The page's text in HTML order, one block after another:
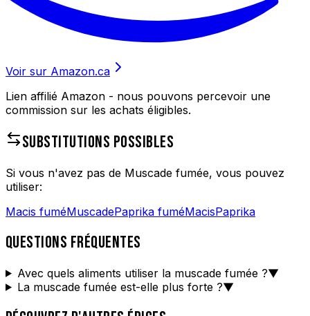
Voir sur Amazon.ca
Lien affilié Amazon - nous pouvons percevoir une
commission sur les achats éligibles.
SUBSTITUTIONS POSSIBLES
Si vous n'avez pas de Muscade fumée, vous pouvez
utiliser:
Macis fuméMuscadePaprika fuméMacisPaprika
QUESTIONS FRÉQUENTES
Avec quels aliments utiliser la muscade fumée ?▼
La muscade fumée est-elle plus forte ?▼